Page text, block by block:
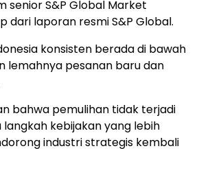
senior S&P Global Market
dari laporan resmi S&P Global.
konsisten berada di bawah
lemahnya pesanan baru dan
bahwa pemulihan tidak terjadi
kebijakan yang lebih
industri strategis kembali